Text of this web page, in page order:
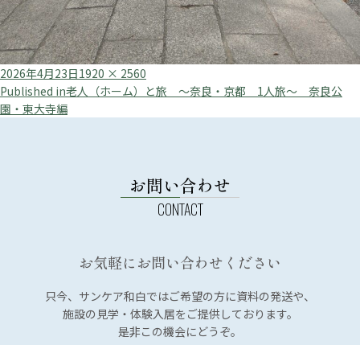
Posted
on
2026年4月23日Full
size
1920 × 2560
投
稿
Published in老人（ホーム）と旅 ～奈良・京都 1人旅～ 奈良公
園・東大寺編
お問い合わせ
お気軽にお問い合わせください
只今、サンケア和白ではご希望の方に資料の発送や、
施設の見学・体験入居をご提供しております。
是非この機会にどうぞ。